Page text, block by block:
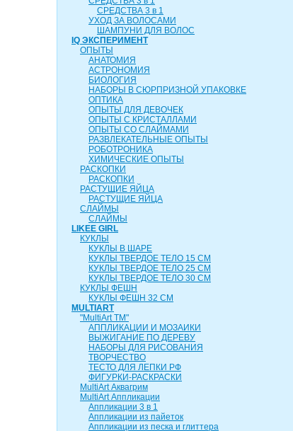
СРЕДСТВА 3 в 1
УХОД ЗА ВОЛОСАМИ
ШАМПУНИ ДЛЯ ВОЛОС
IQ ЭКСПЕРИМЕНТ
ОПЫТЫ
АНАТОМИЯ
АСТРОНОМИЯ
БИОЛОГИЯ
НАБОРЫ В СЮРПРИЗНОЙ УПАКОВКЕ
ОПТИКА
ОПЫТЫ ДЛЯ ДЕВОЧЕК
ОПЫТЫ С КРИСТАЛЛАМИ
ОПЫТЫ СО СЛАЙМАМИ
РАЗВЛЕКАТЕЛЬНЫЕ ОПЫТЫ
РОБОТРОНИКА
ХИМИЧЕСКИЕ ОПЫТЫ
РАСКОПКИ
РАСКОПКИ
РАСТУЩИЕ ЯЙЦА
РАСТУЩИЕ ЯЙЦА
СЛАЙМЫ
СЛАЙМЫ
LIKEE GIRL
КУКЛЫ
КУКЛЫ В ШАРЕ
КУКЛЫ ТВЕРДОЕ ТЕЛО 15 СМ
КУКЛЫ ТВЕРДОЕ ТЕЛО 25 СМ
КУКЛЫ ТВЕРДОЕ ТЕЛО 30 СМ
КУКЛЫ ФЕШН
КУКЛЫ ФЕШН 32 СМ
MULTIART
"MultiArt ТМ"
АППЛИКАЦИИ И МОЗАИКИ
ВЫЖИГАНИЕ ПО ДЕРЕВУ
НАБОРЫ ДЛЯ РИСОВАНИЯ
ТВОРЧЕСТВО
ТЕСТО ДЛЯ ЛЕПКИ РФ
ФИГУРКИ-РАСКРАСКИ
MultiArt Аквагрим
MultiArt Аппликации
Аппликации 3 в 1
Аппликации из пайеток
Аппликации из песка и глиттера